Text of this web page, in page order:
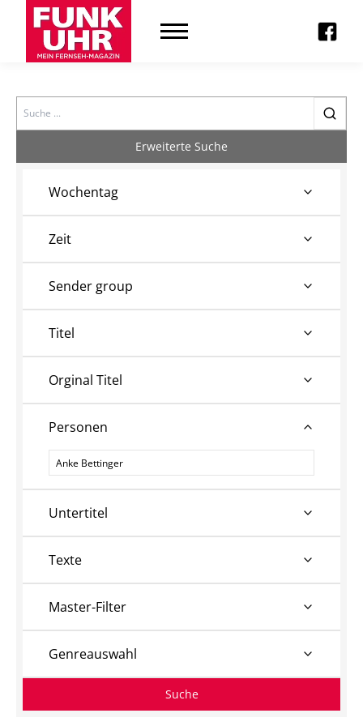
Search
Erweiterte Suche
Wochentag
Zeit
Sender group
Titel
Orginal Titel
Personen
Personen
Untertitel
Texte
Master-Filter
Genreauswahl
Suche